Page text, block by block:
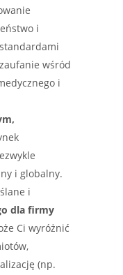
i
wśród
i
i globalny.
i
dla firmy
Ci wyróżnić
(np.